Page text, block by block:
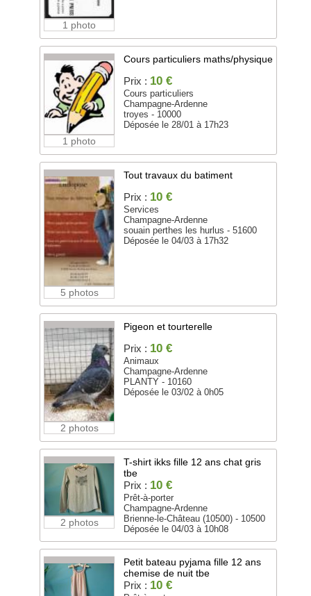
1 photo
1 photo
Cours particuliers maths/physique
Prix : 10 €
Cours particuliers
Champagne-Ardenne
troyes - 10000
Déposée le 28/01 à 17h23
5 photos
Tout travaux du batiment
Prix : 10 €
Services
Champagne-Ardenne
souain perthes les hurlus - 51600
Déposée le 04/03 à 17h32
2 photos
Pigeon et tourterelle
Prix : 10 €
Animaux
Champagne-Ardenne
PLANTY - 10160
Déposée le 03/02 à 0h05
2 photos
T-shirt ikks fille 12 ans chat gris
tbe
Prix : 10 €
Prêt-à-porter
Champagne-Ardenne
Brienne-le-Château (10500) - 10500
Déposée le 04/03 à 10h08
Petit bateau pyjama fille 12 ans
chemise de nuit tbe
Prix : 10 €